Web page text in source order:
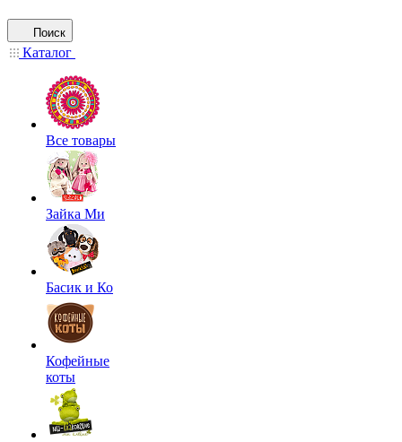
Поиск
Каталог
Все товары
Зайка Ми
Басик и Ко
Кофейные
коты